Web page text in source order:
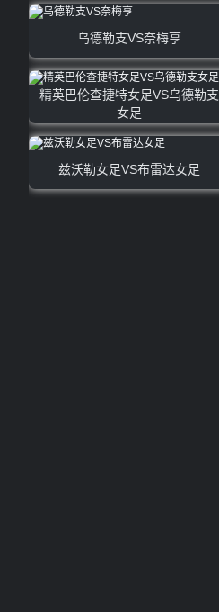
乌德勒支VS奈梅亨
精英巴伦查捷特女足VS乌德勒支
女足
兹沃勒女足VS布雷达女足